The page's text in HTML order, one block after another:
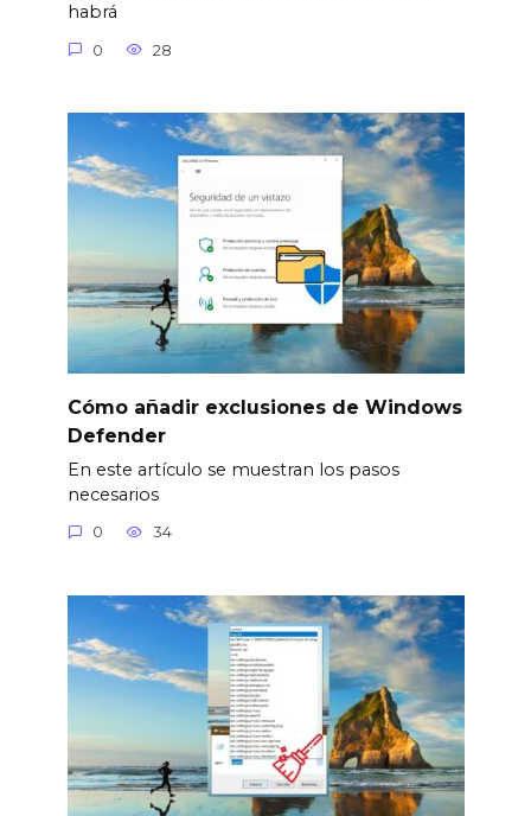
habrá
0 28
Cómo añadir exclusiones de Windows
Defender
En este artículo se muestran los pasos
necesarios
0 34